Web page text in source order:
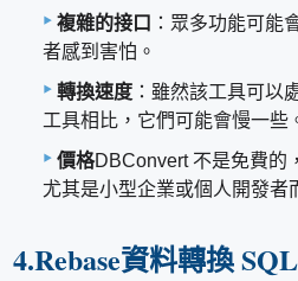
複雜的接口 ：眾多功能可能
者感到害怕。
轉換速度 ：雖然該工具可以
工具相比，它們可能會慢一些
價格DBConvert 不是免費的
尤其是小型企業或個人開發者
4.Rebase資料轉換